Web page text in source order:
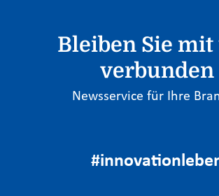
Bleiben Sie mit
verbunden
Newsservice für Ihre